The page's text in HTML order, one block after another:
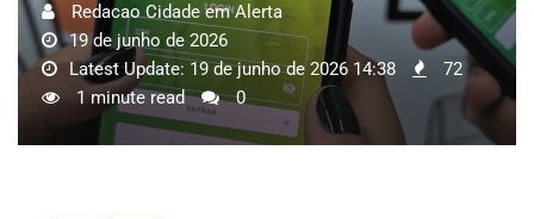
Redacao Cidade em Alerta
19 de junho de 2026
Latest Update: 19 de junho de 2026 14:38
72
1 minute read
0